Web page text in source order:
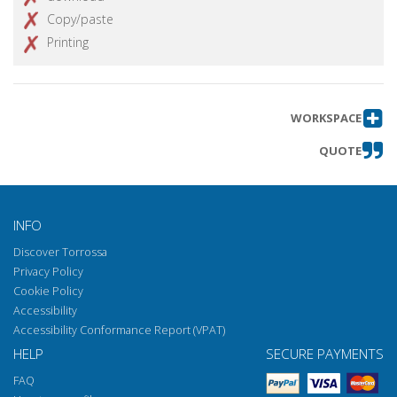
Copy/paste
Printing
WORKSPACE
QUOTE
INFO
Discover Torrossa
Privacy Policy
Cookie Policy
Accessibility
Accessibility Conformance Report (VPAT)
HELP
FAQ
SECURE PAYMENTS